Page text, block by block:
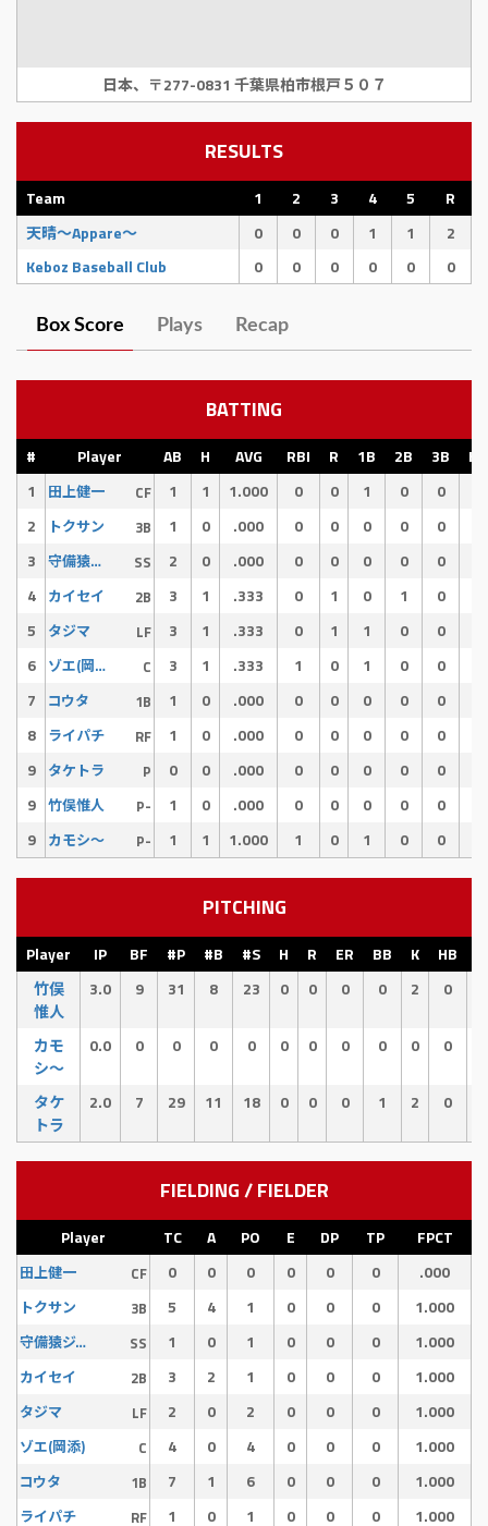
日本、〒277-0831 千葉県柏市根戸５０７
RESULTS
Team 1 2 3 4 5
R
天晴〜Appare〜
0 0 0 1 1
2
Keboz Baseball Club
0 0 0 0 0 0
Box Score Plays Recap
BATTING
# Player AB H AVG RBI R 1B 2B 3B
HR
1
田上健一 CF 1 1 1.000 0 0 1 0 0
2
トクサン 3B 1 0 .000 0 0 0 0 0
3
守備猿ジュン SS 2 0 .000 0 0 0 0 0
4
カイセイ 2B 3 1 .333 0 1 0 1 0
5
タジマ LF 3 1 .333 0 1 1 0 0
6
ゾエ(岡添) C 3 1 .333 1 0 1 0 0
7
コウタ 1B 1 0 .000 0 0 0 0 0
8
ライパチ RF 1 0 .000 0 0 0 0 0
9
タケトラ P 0 0 .000 0 0 0 0 0
9 竹俣惟人 P- 1 0 .000 0 0 0 0 0
9
カモシ〜 P- 1 1 1.000 1 0 1 0 0
PITCHING
Player IP BF #P #B #S H R ER BB K HB
竹俣
惟人
3.0 9 31 8 23 0 0 0 0 2 0
カモ
シ〜
0.0 0 0 0 0 0 0 0 0 0 0
タケ
トラ
2.0 7 29 11 18 0 0 0 1 2 0
FIELDING / FIELDER
Player TC A PO E DP TP FPCT
田上健一 CF 0 0 0 0 0 0 .000
トクサン 3B 5 4 1 0 0 0 1.000
守備猿ジュン SS 1 0 1 0 0 0 1.000
カイセイ 2B 3 2 1 0 0 0 1.000
タジマ LF 2 0 2 0 0 0 1.000
ゾエ(岡添) C 4 0 4 0 0 0 1.000
コウタ 1B 7 1 6 0 0 0 1.000
ライパチ RF 1 0 1 0 0 0 1.000